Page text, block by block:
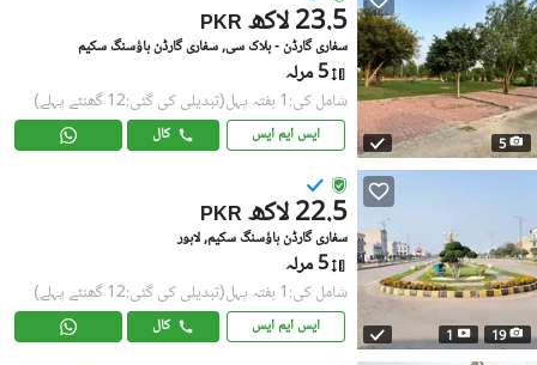
5
PKR 23.5 لاکھ
سفاری گارڈن - بلاک سی, سفاری گارڈن ہاؤسنگ سکیم
5 مرلہ
شامل کی:1 ہفتہ پہل (تبدیلی کی گئی:12 گھنٹے پہلے)
ایس ایم ایس کال
19
1
PKR 22.5 لاکھ
سفاری گارڈن ہاؤسنگ سکیم, لاہور
5 مرلہ
شامل کی:1 ہفتہ پہل (تبدیلی کی گئی:12 گھنٹے پہلے)
ایس ایم ایس کال